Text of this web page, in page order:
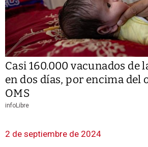
Casi 160.000 vacunados de
en dos días, por encima del
OMS
infoLibre
2 de septiembre de 2024